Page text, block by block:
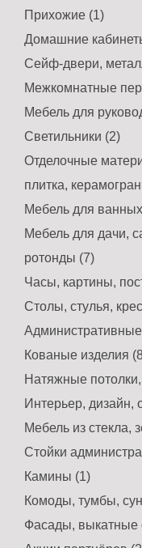
Прихожие (1)
Домашние
Сейф-двери,
Межкомнатные
Мебель для
Светильники (2)
Отделочные
плитка,
Мебель для
Мебель для дачи,
ротонды (7)
Часы, картины,
Столы, стулья,
Административные
Кованые изделия
Натяжные
Интерьер, дизайн,
Мебель из стекла,
Стойки
Камины (1)
Комоды, тумбы,
Фасады, выкатные